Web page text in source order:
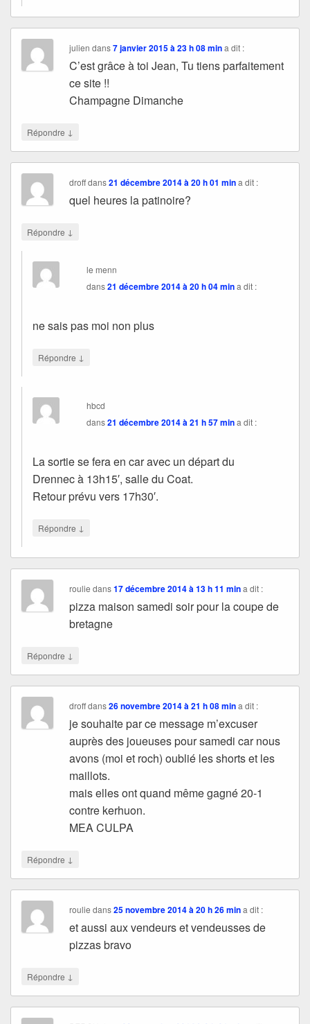
julien dans7 janvier 2015 à 23 h 08 min a dit :
C’est grâce à toi Jean, Tu tiens parfaitement
ce site !!
Champagne Dimanche
Répondre ↓
droffdans21 décembre 2014 à 20 h 01 min a dit :
quel heures la patinoire?
Répondre ↓
le menn
dans21 décembre 2014 à 20 h 04 mina dit :
ne sais pas moi non plus
Répondre ↓
hbcd
dans21 décembre 2014 à 21 h 57 mina dit :
La sortie se fera en car avec un départ du
Drennec à 13h15′, salle du Coat.
Retour prévu vers 17h30′.
Répondre ↓
roulie dans17 décembre 2014 à 13 h 11 min a dit :
pizza maison samedi soir pour la coupe de
bretagne
Répondre ↓
droffdans26 novembre 2014 à 21 h 08 min a dit :
je souhaite par ce message m’excuser
auprès des joueuses pour samedi car nous
avons (moi et roch) oublié les shorts et les
maillots.
mais elles ont quand même gagné 20-1
contre kerhuon.
MEA CULPA
Répondre ↓
roulie dans25 novembre 2014 à 20 h 26 min a dit :
et aussi aux vendeurs et vendeusses de
pizzas bravo
Répondre ↓